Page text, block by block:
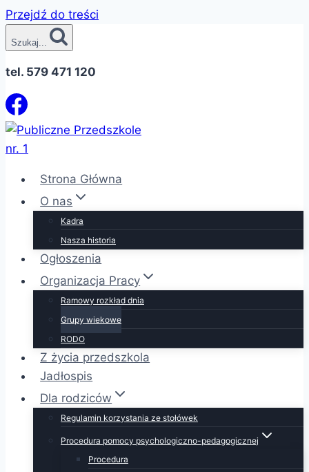
Przejdź do treści
Szukaj...
tel. 579 471 120
Strona Główna
O nas
Kadra
Nasza historia
Ogłoszenia
Organizacja Pracy
Ramowy rozkład dnia
Grupy wiekowe
RODO
Z życia przedszkola
Jadłospis
Dla rodziców
Regulamin korzystania ze stołówek
Procedura pomocy psychologiczno-pedagogicznej
Procedura